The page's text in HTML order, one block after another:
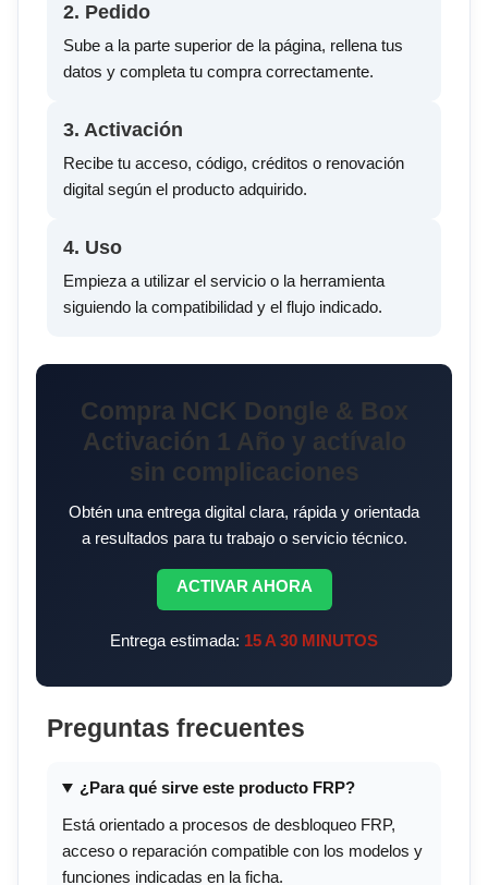
2. Pedido
Sube a la parte superior de la página, rellena tus
datos y completa tu compra correctamente.
3. Activación
Recibe tu acceso, código, créditos o renovación
digital según el producto adquirido.
4. Uso
Empieza a utilizar el servicio o la herramienta
siguiendo la compatibilidad y el flujo indicado.
Compra NCK Dongle & Box
Activación 1 Año y actívalo
sin complicaciones
Obtén una entrega digital clara, rápida y orientada
a resultados para tu trabajo o servicio técnico.
ACTIVAR AHORA
Entrega estimada: 15 A 30 MINUTOS
Preguntas frecuentes
¿Para qué sirve este producto FRP?
Está orientado a procesos de desbloqueo FRP,
acceso o reparación compatible con los modelos y
funciones indicadas en la ficha.